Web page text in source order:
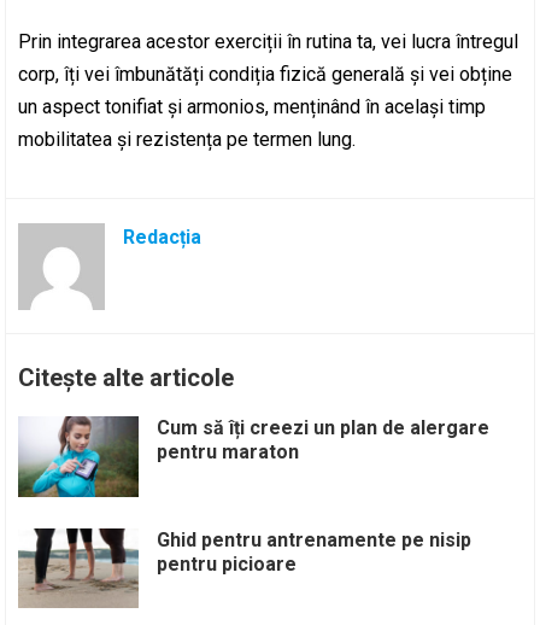
Prin integrarea acestor exerciții în rutina ta, vei lucra întregul
corp, îți vei îmbunătăți condiția fizică generală și vei obține
un aspect tonifiat și armonios, menținând în același timp
mobilitatea și rezistența pe termen lung.
Redacția
Citește alte articole
Cum să îți creezi un plan de alergare
pentru maraton
Ghid pentru antrenamente pe nisip
pentru picioare